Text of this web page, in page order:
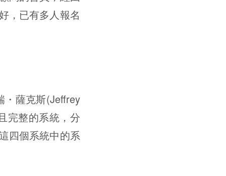
，已有多人報名
・薩克斯(Jeffrey
完整的系統，分
四個系統中的系